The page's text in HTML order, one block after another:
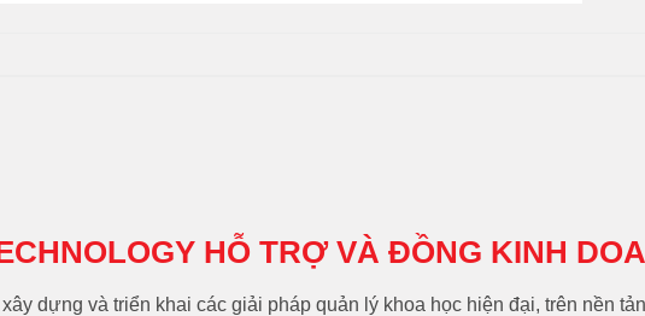
HỖ TRỢ VÀ ĐỒNG KINH
dựng và triển khai các giải pháp quản lý khoa học hiện đại, trên nền